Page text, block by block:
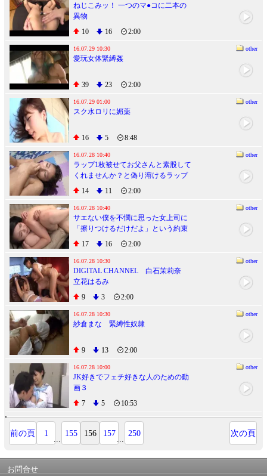
し！in渋谷
ねじこみッ！ 一つのマ●コに二本の
異物
10
16 2:00
16.07.29 10:30 other
愛玩女体緊縛姦
39 23 2:00
16.07.29 01:00 other
スク水ロリに媚薬
16 5 8:48
16.07.28 10:40 other
ラップ1枚被せてお父さんと素股して
くれませんか？と偽り溶けるラップ
を仕込んで娘と生ハメ、中出しさせ
ちゃいました！ 5
14 11 2:00
16.07.28 10:40 other
サエない僕を不憫に思った女上司に
「擦りつけるだけだよ」という約束
で素股してもらっていたら互いに気
持ち良すぎてマ○コはグッショリ！で
ヌルっと生挿入！「え！？入って
る？」でもどうにも止まらなくて中
出し！ 2
17 16 2:00
16.07.28 10:30 other
DIGITAL CHANNEL 白石茉莉奈
立花はるみ
9
3 2:00
16.07.28 10:30 other
紗倉まな 緊縛性奴隷
9 13 2:00
16.07.28 10:00 other
JK好きでフェチ好きな人のための動
画３
7
5 10:53
前の頁 1
...
155 156 157
...
250 次の頁
お問合せ